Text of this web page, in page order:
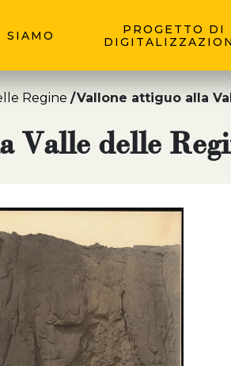
SIAMO
PROGETTO DI
Regine Vallone attiguo alla
Valle delle